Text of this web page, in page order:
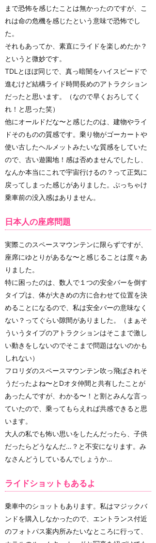
まで恐怖を感じたことは無かったのですが、こ
れは命の危機を感じたという意味で恐怖でし
た。
それもあってか、素直にライドを楽しめたか？
というと微妙です。
TDLとほぼ同じで、真っ暗闇をハイスピードで
進むけど結構ライド時間長めのアトラクション
だったと思います。（なので早くおろしてく
れ！と思った笑）
他にオールドだな〜と感じたのは、建物やライ
ドそのものの質感です。乗り物がゴーカートや
使い古したヘルメットみたいな質感をしていた
ので、古い遊園地！感は否めませんでしたし、
なんか本当にこれで宇宙行けるの？って正気に
戻ってしまった感じがありました。ぶっちゃけ
乗車前の没入感はありません。
日本人の座席問題
実際このスペースマウンテンに限らずですが、
座席にゆとりがあるな〜と感じることは度々あ
りました。
特に困ったのは、数人で１つの安全バーを倒す
タイプは、体が大きめの方に合わせて位置を決
めることになるので、私は安全バーの意味なく
ない？ってぐらい隙間がありました。（まぁそ
ういうタイプのアトラクションはそこまで激し
い動きをしないのでそこまで問題はないのかも
しれない）
フロリダのスペースマウンテン吹っ飛ばされそ
うだったよね〜とDオタ仲間と共有したことが
あったんですが、わかる〜！と割とみんな言っ
ていたので、乗ってもらえれば共感できると思
います。
大人の私でも怖い思いをしたんだったら、子供
だったらどうなんだ…？と不安になります。み
なさんどうしているんでしょうか…
ライドショットもあるよ
乗車中のショットもあります。私はマジックバ
ンドを購入しなかったので、エントランス付近
のフォトパス案内所みたいなところに行って、